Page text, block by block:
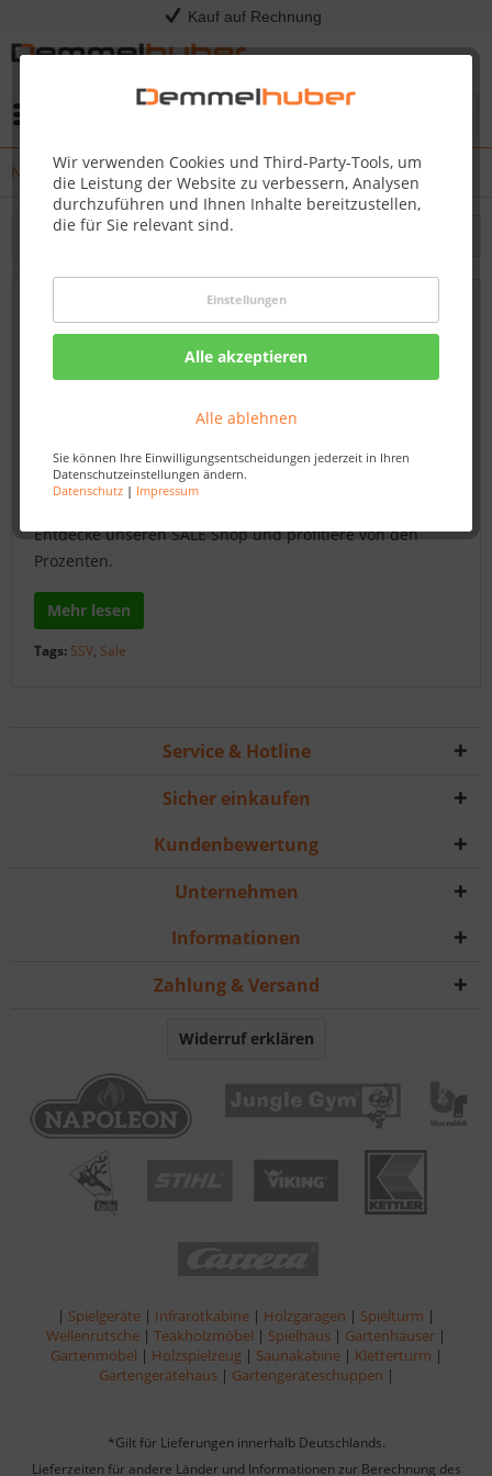
Kauf auf Rechnung
Wir verwenden Cookies und Third-Party-Tools, um
die Leistung der Website zu verbessern, Analysen
durchzuführen und Ihnen Inhalte bereitzustellen,
die für Sie relevant sind.
Einstellungen
Alle akzeptieren
Alle ablehnen
Sie können Ihre Einwilligungsentscheidungen jederzeit in Ihren
Datenschutzeinstellungen ändern.
Datenschutz| Impressum
News
Filtern
Spieltürme, Gartenmöbel, Gartenhäuser &
mehr - spare jetzt bis zu 25% im SALE Shop
Von: Nadine Wagner
Entdecke unseren SALE Shop und profitiere von den
Prozenten.
Mehr lesen
Tags: SSV, Sale
Service & Hotline
Sicher einkaufen
Kundenbewertung
Unternehmen
Informationen
Zahlung & Versand
Widerruf erklären
| Spielgeräte | Infrarotkabine | Holzgaragen | Spielturm |
Wellenrutsche | Teakholzmöbel | Spielhaus | Gartenhäuser |
Gartenmöbel | Holzspielzeug | Saunakabine | Kletterturm |
Gartengerätehaus | Gartengeräteschuppen |
*Gilt für Lieferungen innerhalb Deutschlands.
Lieferzeiten für andere Länder und Informationen zur Berechnung des